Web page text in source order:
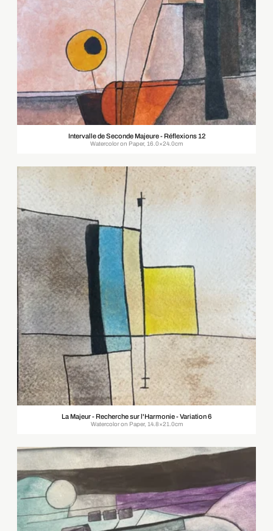
Intervalle de Seconde Majeure - Réflexions 12
Watercolor on Paper, 16.0×24.0cm
La Majeur - Recherche sur l'Harmonie - Variation 6
Watercolor on Paper, 14.8×21.0cm